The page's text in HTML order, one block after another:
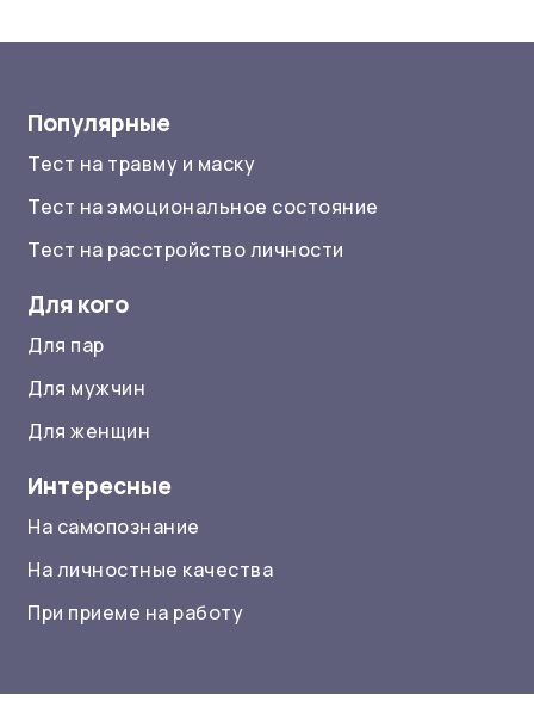
Популярные
Тест на травму и маску
Тест на эмоциональное состояние
Тест на расстройство личности
Для кого
Для пар
Для мужчин
Для женщин
Интересные
На самопознание
На личностные качества
При приеме на работу